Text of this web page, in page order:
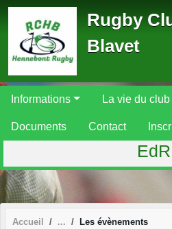
Rugby
Blavet
Informations La vie du club
Documents Contact
EdR
Accueil Les évènements
Panneau de gestion des cookies